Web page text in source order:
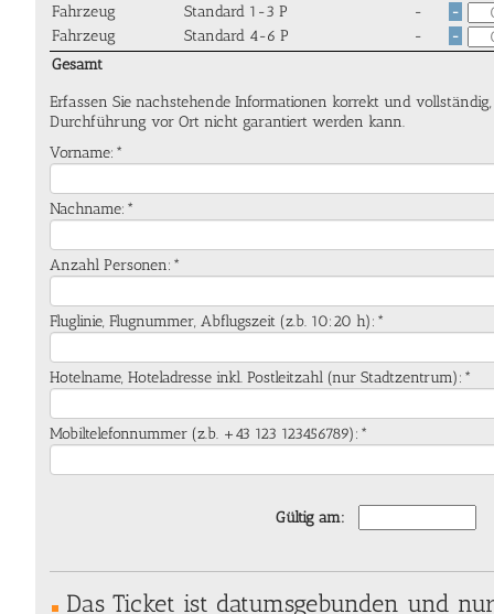
Fahrzeug
Standard 1-3 P - -
Fahrzeug Standard 4-6 P - -
Gesamt
Erfassen Sie nachstehende Informationen korrekt und
Durchführung vor Ort nicht garantiert werden kann.
Vorname:*
Nachname:*
Anzahl Personen:*
Fluglinie, Flugnummer, Abflugszeit (z.b. 10:20 h):*
Hotelname, Hoteladresse inkl. Postleitzahl (nur Stadtzentrum):*
Mobiltelefonnummer (z.b. +43 123 123456789):*
Gültig am:
Das Ticket ist datumsgebunden und